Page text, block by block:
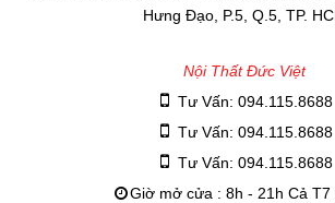
Hưng Đạo, P.5, Q.5, TP.
Nội Thất Đức Việt
Tư Vấn: 094.115.8688
Tư Vấn: 094.115.8688
Tư Vấn: 094.115.8688
Giờ mở cửa : 8h - 21h Cả T7